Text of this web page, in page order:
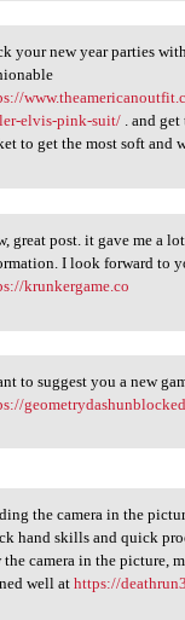
your new year
your new year parties
elvis-pink-suit/. and get
to get the most soft and
great post. it gave
great post. it gave me a
I look forward to
krunkergame.co
to suggest you a
to suggest you a new
the camera in
the camera in the
hand skills and quick
the camera in the picture,
well at https://